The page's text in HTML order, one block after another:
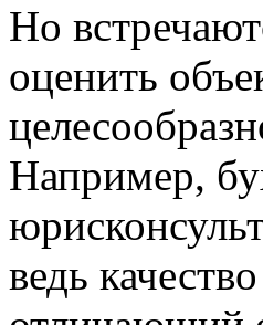
Но
оценить
Например,
ведь